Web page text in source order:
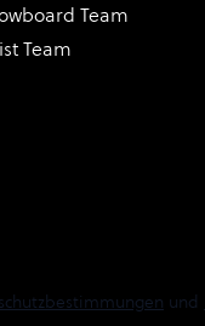
Team
Team
und